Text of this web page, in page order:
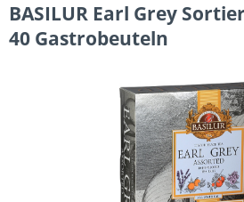
BASILUR Earl Grey
40 Gastrobeuteln